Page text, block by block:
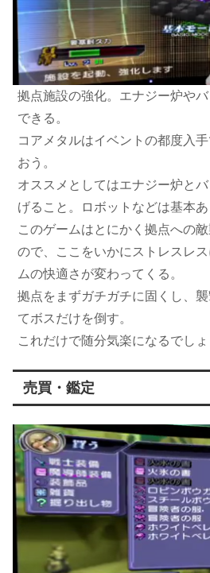
拠点施設の強化。エナジー炉や
できる。
コアメタルはイベントの都度入
おう。
オススメとしてはエナジー炉と
げること。ロボットなどは基本あ
このゲームはとにかく拠点への
ので、ここをいかにストレスレ
ムの快適さが変わってくる。
拠点をまずガチガチに固くし、
てボスだけを倒す。
これだけで随分気楽になるでしょ
売買・鑑定